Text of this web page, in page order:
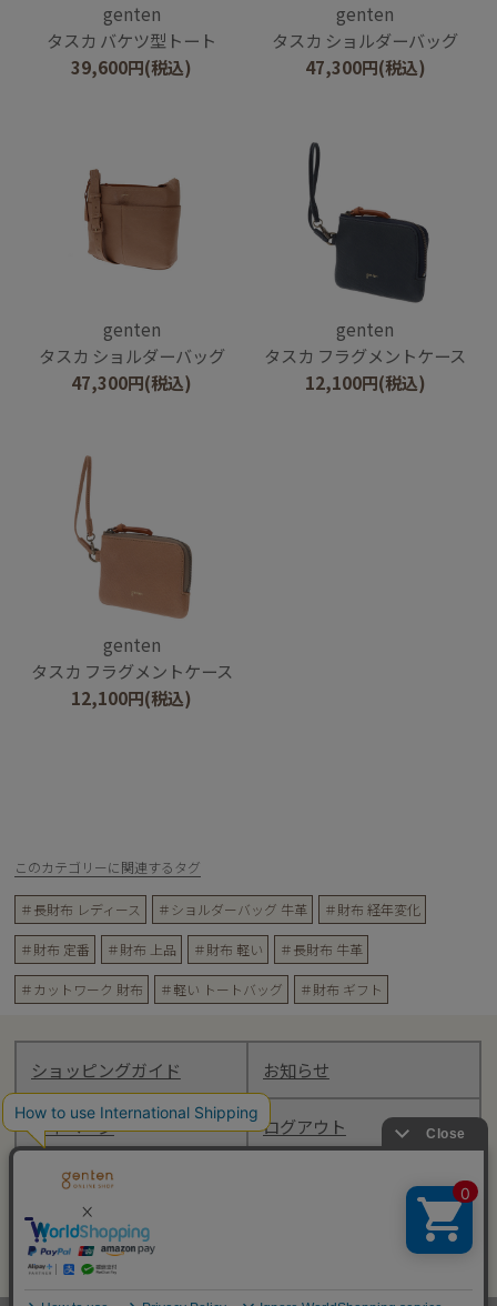
genten
タスカ バケツ型トート
39,600円(税込)
genten
タスカ ショルダーバッグ
47,300円(税込)
genten
タスカ ショルダーバッグ
47,300円(税込)
genten
タスカ フラグメントケース
12,100円(税込)
genten
タスカ フラグメントケース
12,100円(税込)
このカテゴリーに関連するタグ
＃長財布 レディース ＃ショルダーバッグ 牛革 ＃財布 経年変化
＃財布 定番 ＃財布 上品 ＃財布 軽い ＃長財布 牛革
＃カットワーク 財布 ＃軽い トートバッグ ＃財布 ギフト
ショッピングガイド お知らせ
マイページ ログアウト